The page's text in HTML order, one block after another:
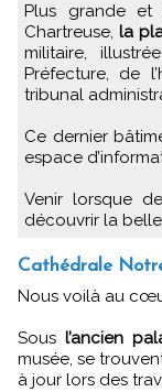
Plus grande
Chartreuse, la
militaire,
Préfecture, de
tribunal
Ce dernier
espace
Venir lorsque
découvrir la
Cathédrale
Nous voilà au
Sous l’ancien
musée, se
à jour lors des